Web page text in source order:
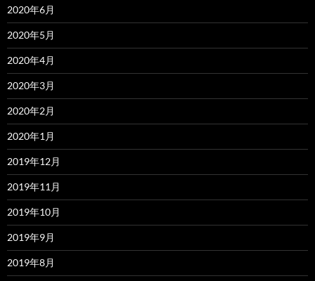
2020年6月
2020年5月
2020年4月
2020年3月
2020年2月
2020年1月
2019年12月
2019年11月
2019年10月
2019年9月
2019年8月